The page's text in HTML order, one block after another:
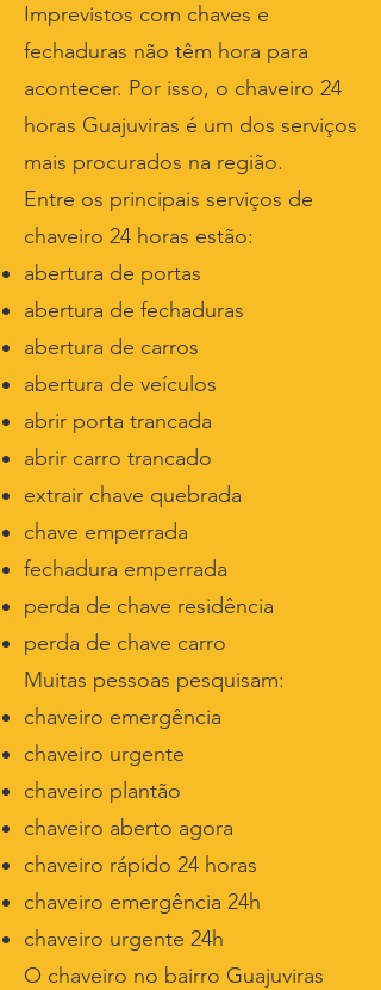
Imprevistos com chaves e
fechaduras não têm hora para
acontecer. Por isso, o chaveiro 24
horas Guajuviras é um dos serviços
mais procurados na região.
Entre os principais serviços de
chaveiro 24 horas estão:
abertura de portas
abertura de fechaduras
abertura de carros
abertura de veículos
abrir porta trancada
abrir carro trancado
extrair chave quebrada
chave emperrada
fechadura emperrada
perda de chave residência
perda de chave carro
Muitas pessoas pesquisam:
chaveiro emergência
chaveiro urgente
chaveiro plantão
chaveiro aberto agora
chaveiro rápido 24 horas
chaveiro emergência 24h
chaveiro urgente 24h
O chaveiro no bairro Guajuviras